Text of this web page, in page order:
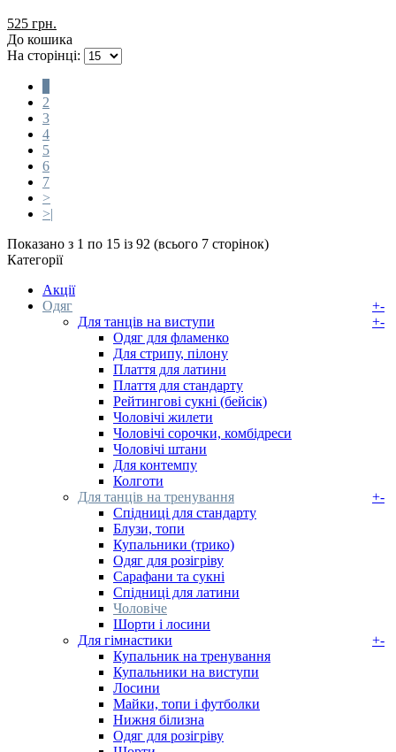
525 грн.
До кошика
На сторінці:
2
3
4
5
6
7
>
>|
Показано з 1 по 15 із 92 (всього 7 сторінок)
Категорії
Акції
Одяг
+-
Для танців на виступи
+-
Одяг для фламенко
Для стрипу, пілону
Плаття для латини
Плаття для стандарту
Рейтингові сукні (бейсік)
Чоловічі жилети
Чоловічі сорочки, комбідреси
Чоловічі штани
Для контемпу
Колготи
Для танців на тренування
+-
Спідниці для стандарту
Блузи, топи
Купальники (трико)
Одяг для розігріву
Сарафани та сукні
Спідниці для латини
Чоловіче
Шорти і лосини
Для гімнастики
+-
Купальник на тренування
Купальники на виступи
Лосини
Майки, топи і футболки
Нижня білизна
Одяг для розігріву